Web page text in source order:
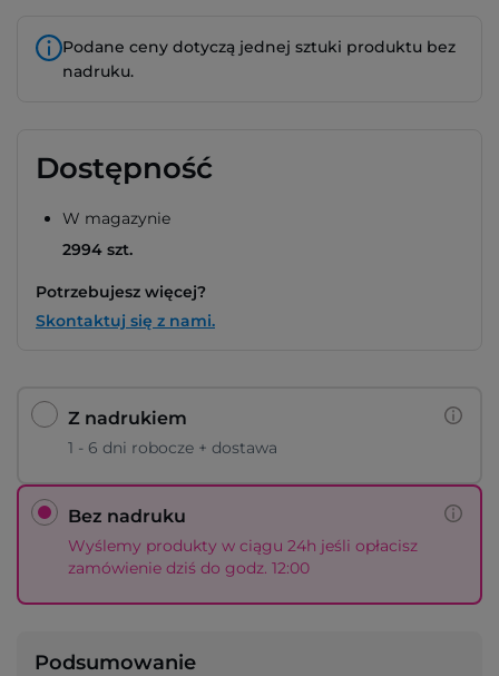
Podane ceny dotyczą jednej sztuki produktu bez
nadruku.
Dostępność
W magazynie
2994 szt.
Potrzebujesz więcej?
Skontaktuj się z nami.
Z nadrukiem
1 - 6 dni robocze + dostawa
Bez nadruku
Wyślemy produkty w ciągu 24h jeśli opłacisz
zamówienie dziś do godz. 12:00
Podsumowanie